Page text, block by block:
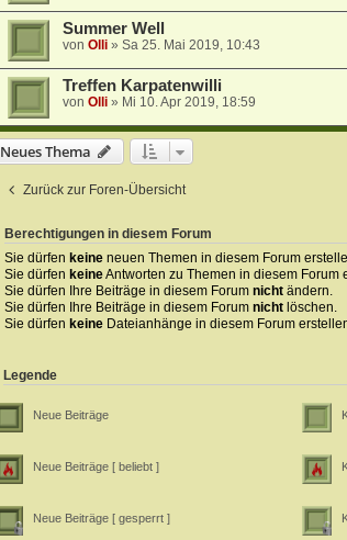
Summer Well
von Olli» Sa 25. Mai 2019, 10:43
Treffen Karpatenwilli
von Olli» Mi 10. Apr 2019, 18:59
Neues Thema
Zurück zur Foren-Übersicht
Berechtigungen in diesem Forum
Sie dürfen keineneuen Themen in diesem Forum
Sie dürfen keineAntworten zu Themen in diesem Forum
Sie dürfen Ihre Beiträge in diesem Forum nichtändern.
Sie dürfen Ihre Beiträge in diesem Forum nichtlöschen.
Sie dürfen keineDateianhänge in diesem Forum
Legende
Neue Beiträge
Neue Beiträge [ beliebt ]
Neue Beiträge [ gesperrt ]